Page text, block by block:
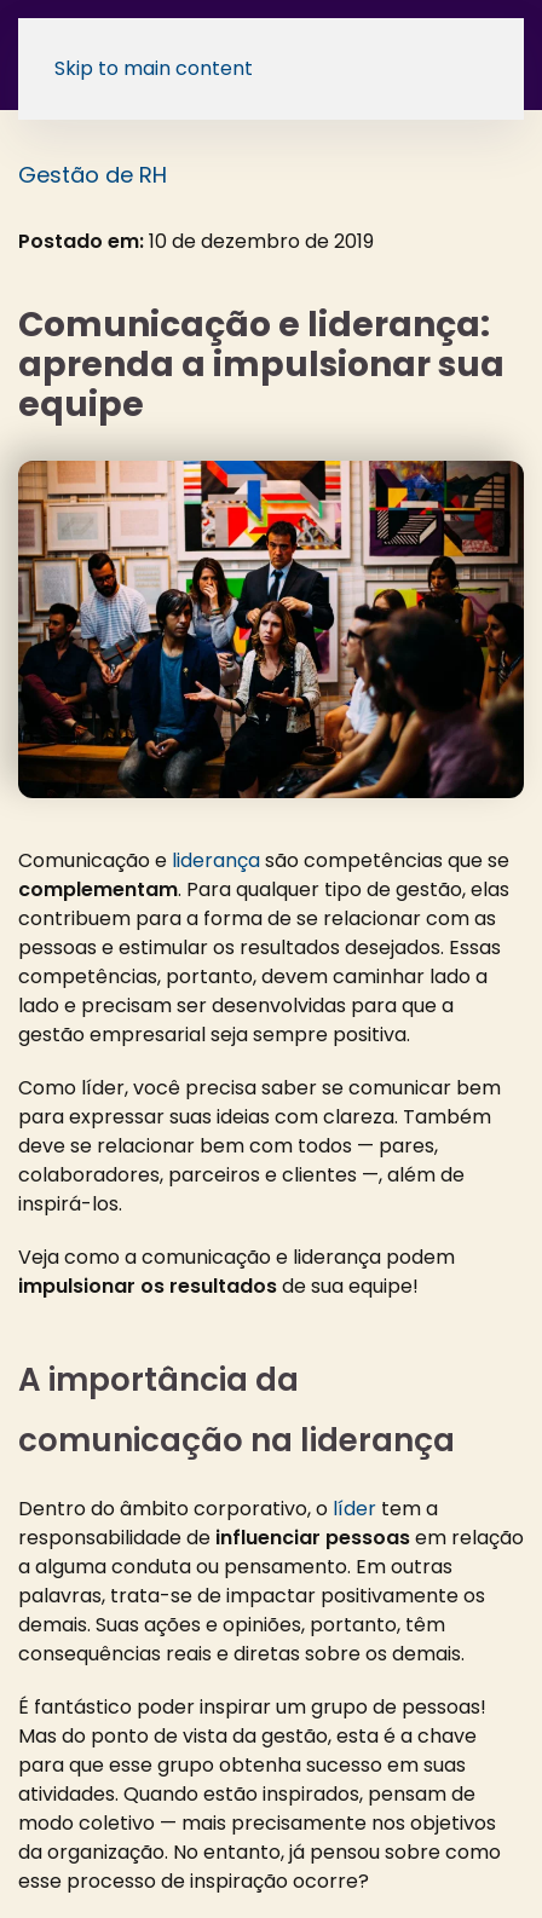
Skip to main content
Gestão de RH
Postado em:10 de dezembro de 2019
Comunicação e liderança:
aprenda a impulsionar sua
equipe
Comunicação e liderançasão competências que se
complementam. Para qualquer tipo de gestão, elas
contribuem para a forma de se relacionar com as
pessoas e estimular os resultados desejados. Essas
competências, portanto, devem caminhar lado a
lado e precisam ser desenvolvidas para que a
gestão empresarial seja sempre positiva.
Como líder, você precisa saber se comunicar bem
para expressar suas ideias com clareza. Também
deve se relacionar bem com todos — pares,
colaboradores, parceiros e clientes —, além de
inspirá-los.
Veja como a comunicação e liderança podem
impulsionar os resultadosde sua equipe!
A importância da
comunicação na liderança
Dentro do âmbito corporativo, o líder tem a
responsabilidade de influenciar pessoasem relação
a alguma conduta ou pensamento. Em outras
palavras, trata-se de impactar positivamente os
demais. Suas ações e opiniões, portanto, têm
consequências reais e diretas sobre os demais.
É fantástico poder inspirar um grupo de pessoas!
Mas do ponto de vista da gestão, esta é a chave
para que esse grupo obtenha sucesso em suas
atividades. Quando estão inspirados, pensam de
modo coletivo — mais precisamente nos objetivos
da organização. No entanto, já pensou sobre como
esse processo de inspiração ocorre?